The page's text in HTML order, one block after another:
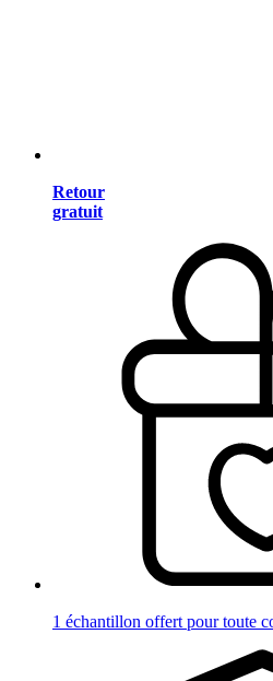
Retour
gratuit
1 échantillon offert pour toute